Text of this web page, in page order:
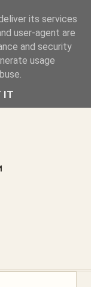
нови книги
·
its services
user-agent are
and security
usage
IT